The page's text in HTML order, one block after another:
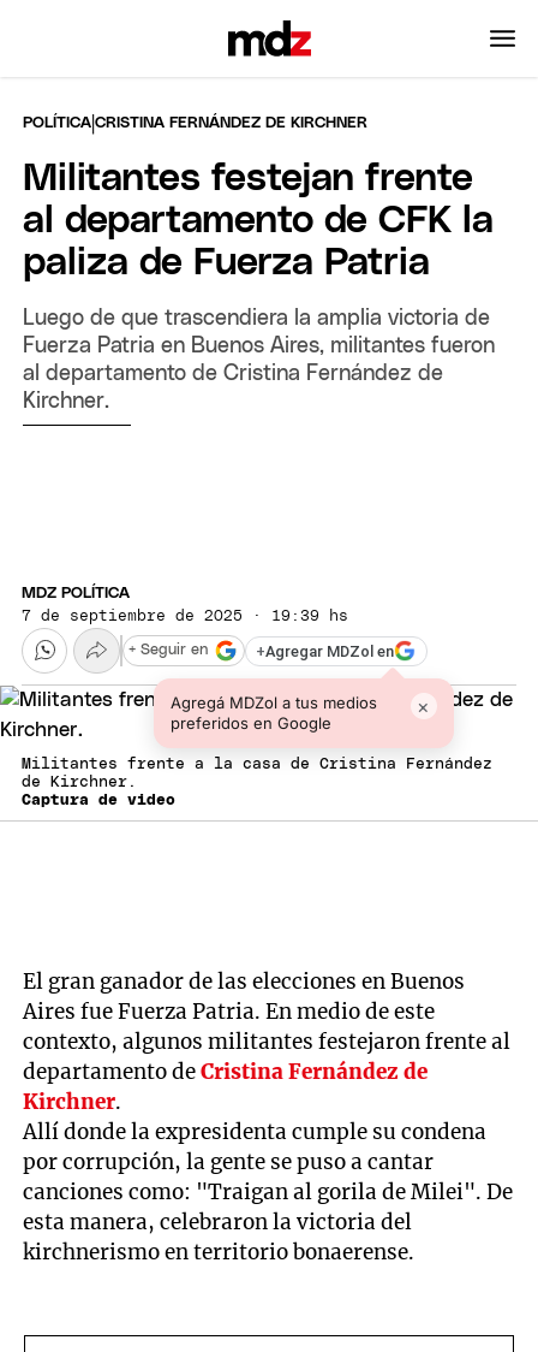
POLÍTICA |CRISTINA FERNÁNDEZ DE KIRCHNER
Militantes festejan frente
al departamento de CFK la
paliza de Fuerza Patria
Luego de que trascendiera la amplia victoria de
Fuerza Patria en Buenos Aires, militantes fueron
al departamento de Cristina Fernández de
Kirchner.
MDZ POLÍTICA
7 de septiembre de 2025 · 19:39 hs
+Agregar MDZol en
Agregá MDZol a tus medios
preferidos en Google
×
+ Seguir en
Militantes frente a la casa de Cristina Fernández
de Kirchner.
Captura de video
El gran ganador de las elecciones en Buenos
Aires fue Fuerza Patria. En medio de este
contexto, algunos militantes festejaron frente al
departamento deCristina Fernández de
Kirchner.
Allí donde la expresidenta cumple su condena
por corrupción, la gente se puso a cantar
canciones como: "Traigan al gorila de Milei". De
esta manera, celebraron la victoria del
kirchnerismo en territorio bonaerense.